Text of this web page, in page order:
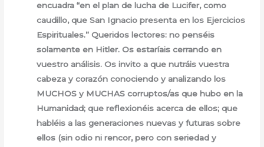
encuadra “en el plan de lucha de Lucifer, como
caudillo, que San Ignacio presenta en los Ejercicios
Espirituales.” Queridos lectores: no penséis
solamente en Hitler. Os estaríais cerrando en
vuestro análisis. Os invito a que nutráis vuestra
cabeza y corazón conociendo y analizando los
MUCHOS y MUCHAS corruptos/as que hubo en la
Humanidad; que reflexionéis acerca de ellos; que
habléis a las generaciones nuevas y futuras sobre
ellos (sin odio ni rencor, pero con seriedad y